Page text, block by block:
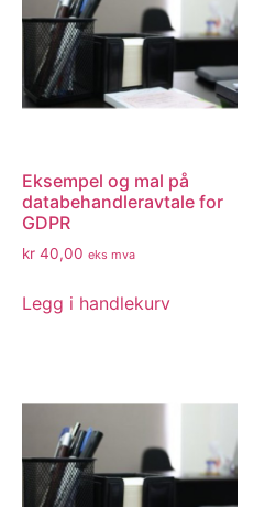
Eksempel og mal på
databehandleravtale for
GDPR
kr 40,00 eks mva
Legg i handlekurv